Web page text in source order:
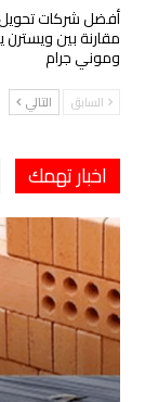
أفضل شركات تحويل
مقارنة بين ويسترن
وموني جرام
السابق التالي
اخبار تهمك